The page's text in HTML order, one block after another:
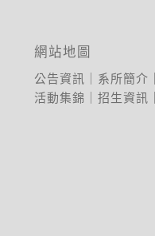
網站地圖
公告資訊 系所簡介
活動集錦
｜招生資訊